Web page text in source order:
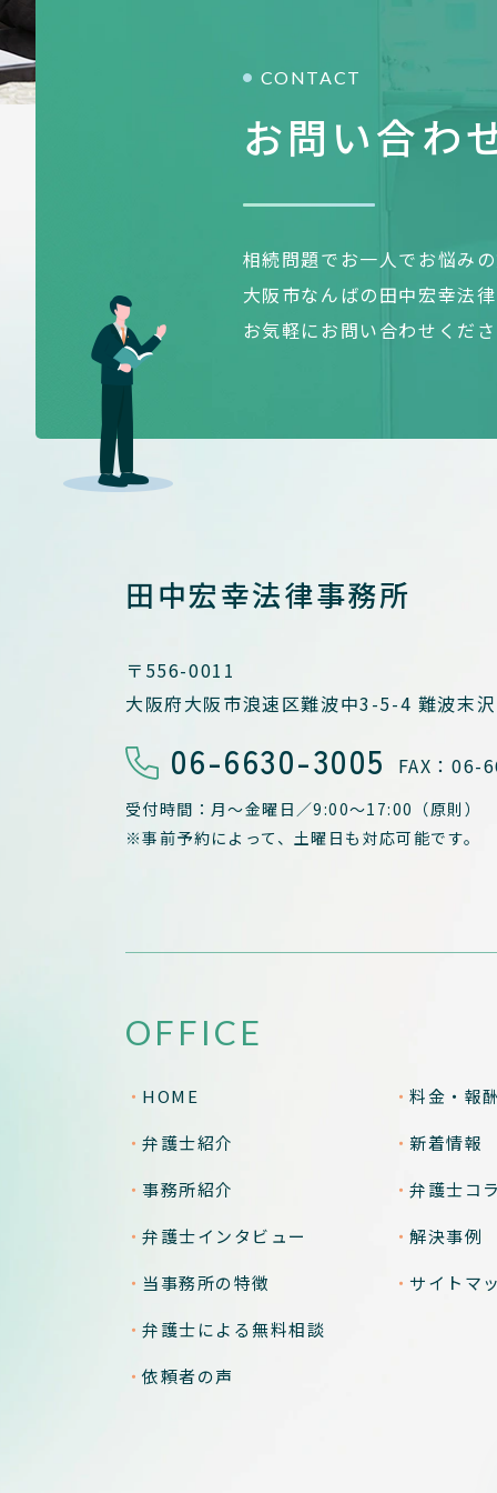
CONTACT
お問い合わ
相続問題でお一人でお悩み
大阪市なんばの田中宏幸法
お気軽にお問い合わせくだ
田中宏幸法律事務所
〒556-0011
大阪府大阪市浪速区難波中3-5-4 難波末
06-6630-3005 FAX：06-
受付時間：月～金曜日／9:00～17:00（原則）
※事前予約によって、 土曜日も対応可能です。
OFFICE
HOME
弁護士紹介
事務所紹介
弁護士インタビュー
当事務所の特徴
弁護士による無料相談
依頼者の声
料金・報
新着情報
弁護士コ
解決事例
サイトマ